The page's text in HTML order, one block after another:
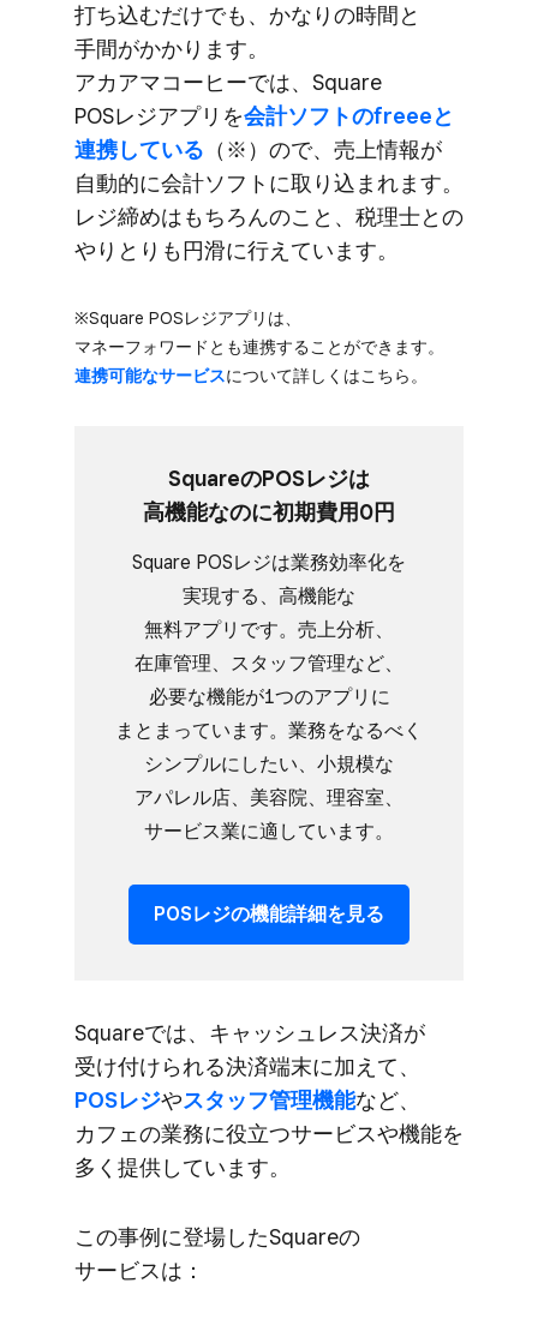
打ち込むだけでも、​かなりの​時間と​
手間が​かかります。​
アカアマコーヒーでは、​Square
POSレジアプリを​会計ソフトの​freeeと​
連携している ​（※）ので、​売上情報が​
自動的に​会計ソフトに​取り込まれます。​
レジ締めは​もちろんの​こと、​税理士との​
やりとりも​円滑に​行えています。
※Square POSレジアプリは、​
マネーフォワードとも​連携する​ことができます。
連携可能な​サービスに​ついて​詳しくは​こちら。
Squareの​POSレジは​
高機能なのに​初期費用0円
Square POSレジは​業務効率化を​
実現する、​高機能な​
無料アプリです。​売上分析、​
在庫管理、​スタッフ管理など、​
必要な​機能が​1つの​アプリに​
まとまっています。​業務を​なるべく​
シンプルに​したい、​小規模な​
アパレル店、​美容院、​理容室、​
サービス業に​適しています。
POSレジの​機能詳細を​見る
Squareでは、​キャッシュレス決済が​
受け付けられる​決済端末に​加えて、
POSレジや​スタッフ管理機能など、​
カフェの​業務に​役立つサービスや​機能を​
多く​提供しています。
この​事例に​登場した​Squareの​
サービスは​：